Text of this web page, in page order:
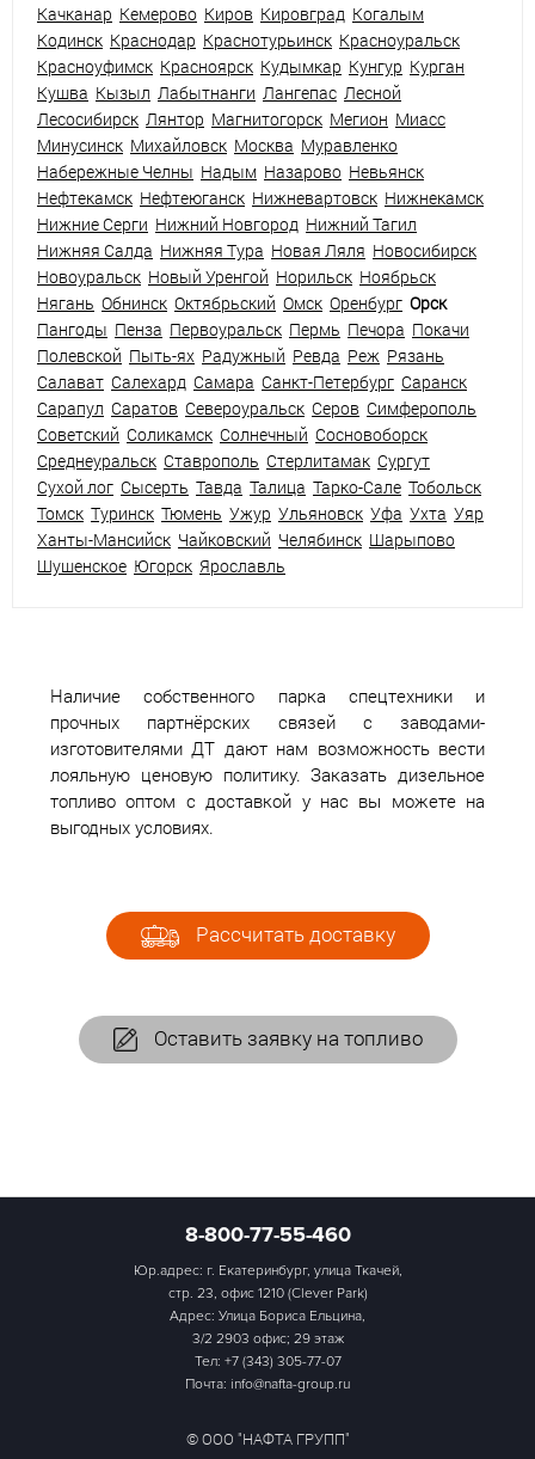
Качканар Кемерово Киров Кировград Когалым
Кодинск Краснодар Краснотурьинск Красноуральск
Красноуфимск Красноярск Кудымкар Кунгур Курган
Кушва Кызыл Лабытнанги Лангепас Лесной
Лесосибирск Лянтор Магнитогорск Мегион Миасс
Минусинск Михайловск Москва Муравленко
Набережные Челны Надым Назарово Невьянск
Нефтекамск Нефтеюганск Нижневартовск Нижнекамск
Нижние Серги Нижний Новгород Нижний Тагил
Нижняя Салда Нижняя Тура Новая Ляля Новосибирск
Новоуральск Новый Уренгой Норильск Ноябрьск
Нягань Обнинск Октябрьский Омск Оренбург Орск
Пангоды Пенза Первоуральск Пермь Печора Покачи
Полевской Пыть-ях Радужный Ревда Реж Рязань
Салават Салехард Самара Санкт-Петербург Саранск
Сарапул Саратов Североуральск Серов Симферополь
Советский Соликамск Солнечный Сосновоборск
Среднеуральск Ставрополь Стерлитамак Сургут
Сухой лог Сысерть Тавда Талица Тарко-Сале Тобольск
Томск Туринск Тюмень Ужур Ульяновск Уфа Ухта Уяр
Ханты-Мансийск Чайковский Челябинск Шарыпово
Шушенское Югорск Ярославль
Наличие собственного парка спецтехники и
прочных партнёрских связей с заводами-
изготовителями ДТ дают нам возможность вести
лояльную ценовую политику. Заказать дизельное
топливо оптом с доставкой у нас вы можете на
выгодных условиях.
Рассчитать доставку
Оставить заявку на топливо
8-800-77-55-460
Юр.адрес: г. Екатеринбург, улица Ткачей,
стр. 23, офис 1210 (Clever Park)
Адрес: Улица Бориса Ельцина,
3/2 2903 офис; 29 этаж
Тел: +7 (343) 305-77-07
Почта: info@nafta-group.ru
© ООО "НАФТА ГРУПП"